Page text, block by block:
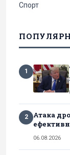
Спорт
1
2
Атака
06.08.2026